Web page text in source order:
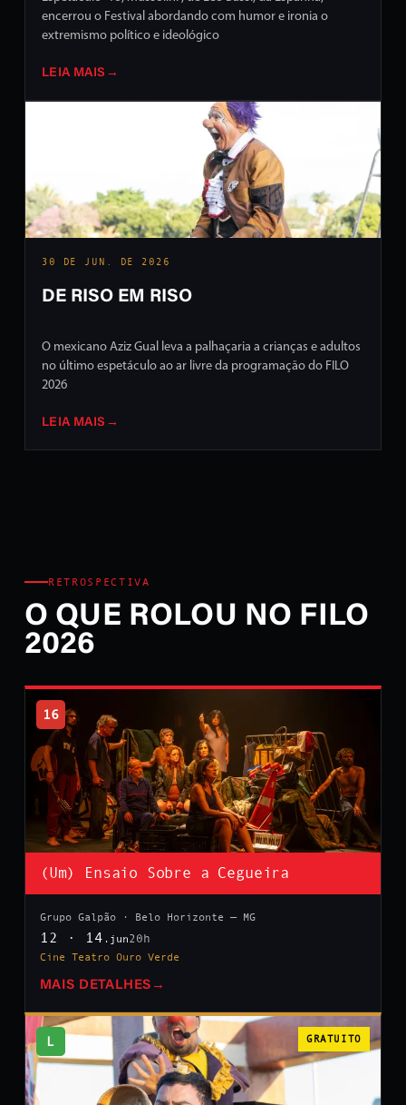
encerrou o Festival abordando com humor e ironia o
extremismo político e ideológico
LEIA MAIS →
30 DE JUN. DE 2026
DE RISO EM RISO
O mexicano Aziz Gual leva a palhaçaria a crianças e adultos
no último espetáculo ao ar livre da programação do FILO
2026
LEIA MAIS →
RETROSPECTIVA
O QUE ROLOU NO FILO
2026
16
(Um) Ensaio Sobre a Cegueira
Grupo Galpão · Belo Horizonte — MG
12 · 14 .jun20h
Cine Teatro Ouro Verde
MAIS DETALHES →
L GRATUITO